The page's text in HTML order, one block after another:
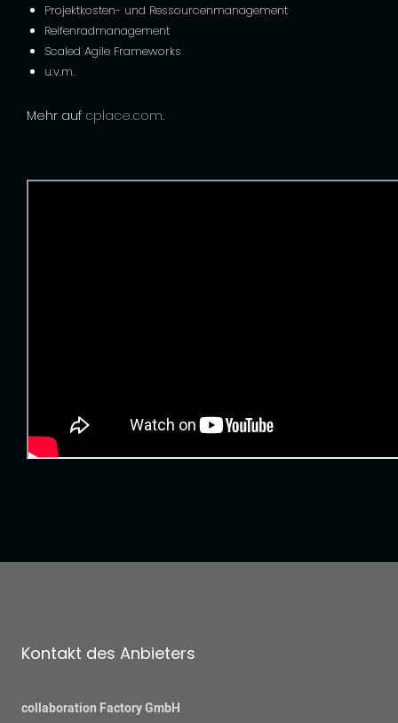
Projektkosten- und Ressourcenmanagement
Reifenradmanagement
Scaled Agile Frameworks
u.v.m.
Mehr auf cplace.com.
Kontakt des Anbieters
collaboration Factory GmbH